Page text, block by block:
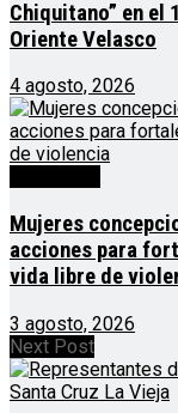
Chiquitano” en el
Oriente Velasco
4 agosto, 2026
Mujeres
acciones para
vida libre de
3 agosto, 2026
Next Post